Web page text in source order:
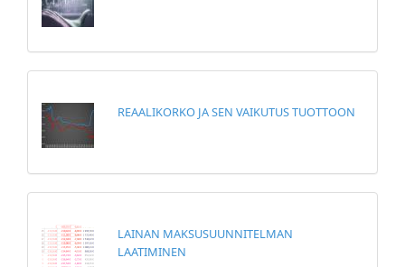
REAALIKORKO JA SEN VAIKUTUS TUOTTOON
LAINAN MAKSUSUUNNITELMAN
LAATIMINEN